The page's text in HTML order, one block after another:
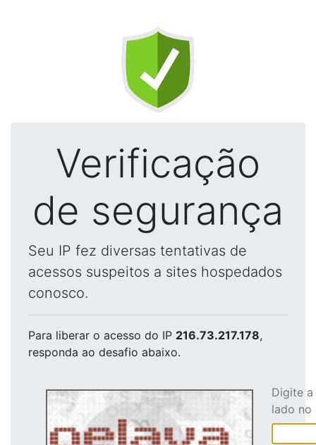
Verificação
de segurança
Seu IP fez diversas tentativas de
acessos suspeitos a sites hospedados
conosco.
Para liberar o acesso do IP 216.73.217.178,
responda ao desafio abaixo.
Digite
lado no